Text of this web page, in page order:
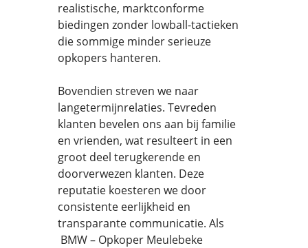
realistische, marktconforme
biedingen zonder lowball-tactieken
die sommige minder serieuze
opkopers hanteren.
Bovendien streven we naar
langetermijnrelaties. Tevreden
klanten bevelen ons aan bij familie
en vrienden, wat resulteert in een
groot deel terugkerende en
doorverwezen klanten. Deze
reputatie koesteren we door
consistente eerlijkheid en
transparante communicatie. Als
BMW – Opkoper Meulebeke